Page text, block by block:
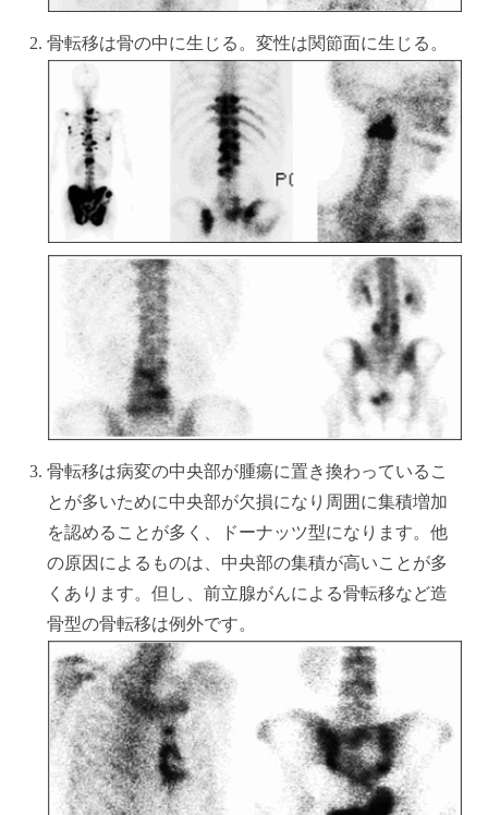
骨転移は骨の中に生じる。変性は関節面に生じる。
骨転移は病変の中央部が腫瘍に置き換わっているこ
とが多いために中央部が欠損になり周囲に集積増加
を認めることが多く、ドーナッツ型になります。他
の原因によるものは、中央部の集積が高いことが多
くあります。但し、前立腺がんによる骨転移など造
骨型の骨転移は例外です。